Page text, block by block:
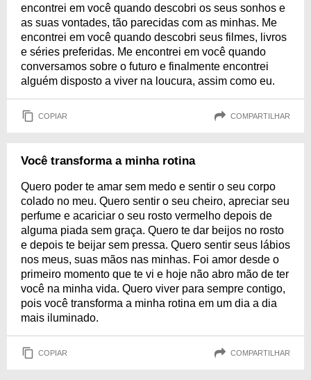
encontrei em você quando descobri os seus sonhos e
as suas vontades, tão parecidas com as minhas. Me
encontrei em você quando descobri seus filmes, livros
e séries preferidas. Me encontrei em você quando
conversamos sobre o futuro e finalmente encontrei
alguém disposto a viver na loucura, assim como eu.
COPIAR COMPARTILHAR
Você transforma a minha rotina
Quero poder te amar sem medo e sentir o seu corpo
colado no meu. Quero sentir o seu cheiro, apreciar seu
perfume e acariciar o seu rosto vermelho depois de
alguma piada sem graça. Quero te dar beijos no rosto
e depois te beijar sem pressa. Quero sentir seus lábios
nos meus, suas mãos nas minhas. Foi amor desde o
primeiro momento que te vi e hoje não abro mão de ter
você na minha vida. Quero viver para sempre contigo,
pois você transforma a minha rotina em um dia a dia
mais iluminado.
COPIAR COMPARTILHAR